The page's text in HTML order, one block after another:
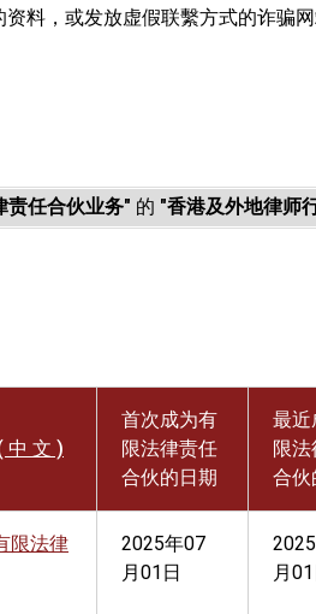
料，或发放虚假联繫方式的诈骗
责任合伙业务" 的 "香港及外地律师
中 文 )
首次成为有
限法律责任
合伙的日期
最近
限
合伙
限法律
2025年07
月01日
月